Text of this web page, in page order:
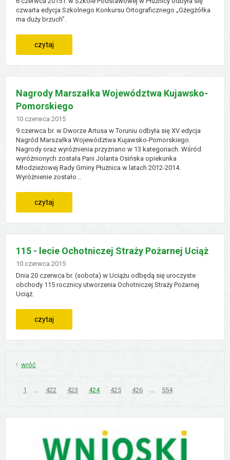
czwarta edycja Szkolnego Konkursu Ortograficznego „Gżegżółka
ma duży brzuch”.
czytaj
iv
szkolnego
ortograficznego
Nagrody Marszałka Województwa Kujawsko-
Pomorskiego
Dodano
10 czerwca 2015
9 czerwca br. w Dworze Artusa w Toruniu odbyła się XV edycja
Nagród Marszałka Województwa Kujawsko-Pomorskiego.
Nagrody oraz wyróżnienia przyznano w 13 kategoriach. Wśród
wyróżnionych została Pani Jolanta Osińska opiekunka
Młodzieżowej Rady Gminy Płużnica w latach 2012-2014.
Wyróżnienie zostało...
czytaj
nagrody
województwa
kujawsko-
115 - lecie Ochotniczej Straży Pożarnej Uciąż
Dodano
10 czerwca 2015
Dnia 20 czerwca br. (sobota) w Uciążu odbędą się uroczyste
obchody 115 rocznicy utworzenia Ochotniczej Straży Pożarnej
Uciąż.
czytaj
115
pożarnej
wróć
Strona
1 Strona
422 Strona
423 Strona
424 Strona
425 Strona
426 Strona
554